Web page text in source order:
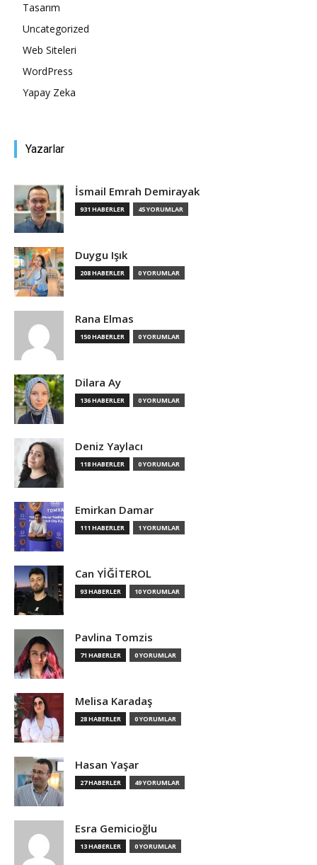
Tasarım
Uncategorized
Web Siteleri
WordPress
Yapay Zeka
Yazarlar
İsmail Emrah Demirayak
931 HABERLER 45 YORUMLAR
Duygu Işık
208 HABERLER 0 YORUMLAR
Rana Elmas
150 HABERLER 0 YORUMLAR
Dilara Ay
136 HABERLER 0 YORUMLAR
Deniz Yaylacı
118 HABERLER 0 YORUMLAR
Emirkan Damar
111 HABERLER 1 YORUMLAR
Can YİĞİTEROL
93 HABERLER 10 YORUMLAR
Pavlina Tomzis
71 HABERLER 0 YORUMLAR
Melisa Karadaş
28 HABERLER 0 YORUMLAR
Hasan Yaşar
27 HABERLER 49 YORUMLAR
Esra Gemicioğlu
13 HABERLER 0 YORUMLAR